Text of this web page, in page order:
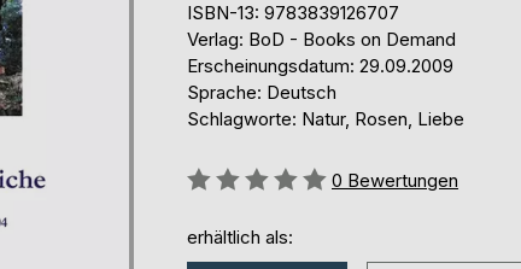
ISBN-13: 9783839126707
Verlag: BoD - Books on Demand
Erscheinungsdatum: 29.09.2009
Sprache: Deutsch
Schlagworte: Natur, Rosen, Liebe
Bewertung::
0 Bewertungen
erhältlich als: